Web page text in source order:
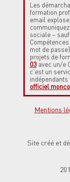
Les
formation
email
sociale –
mot de
projets de
03avec un/e
c’est un
indépendants
officiel
Mentions
Site créé et